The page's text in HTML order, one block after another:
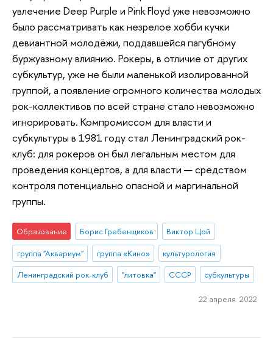
увлечение Deep Purple и Pink Floyd уже невозможно
было рассматривать как незрелое хобби кучки
девиантной молодёжи, поддавшейся пагубному
буржуазному влиянию. Рокеры, в отличие от других
субкультур, уже не были маленькой изолированной
группой, а появление огромного количества молодых
рок-коллективов по всей стране стало невозможно
игнорировать. Компромиссом для власти и
субкультуры в 1981 году стал Ленинградский рок-
клуб: для рокеров он был легальным местом для
проведения концертов, а для власти — средством
контроля потенциально опасной и маргинальной
группы.
Образование Борис Гребенщиков
Виктор Цой
группа "Аквариум"
группа «Кино»
культурология
Ленинградский рок-клуб
"литовка" СССР субкультуры
22 апреля 2022